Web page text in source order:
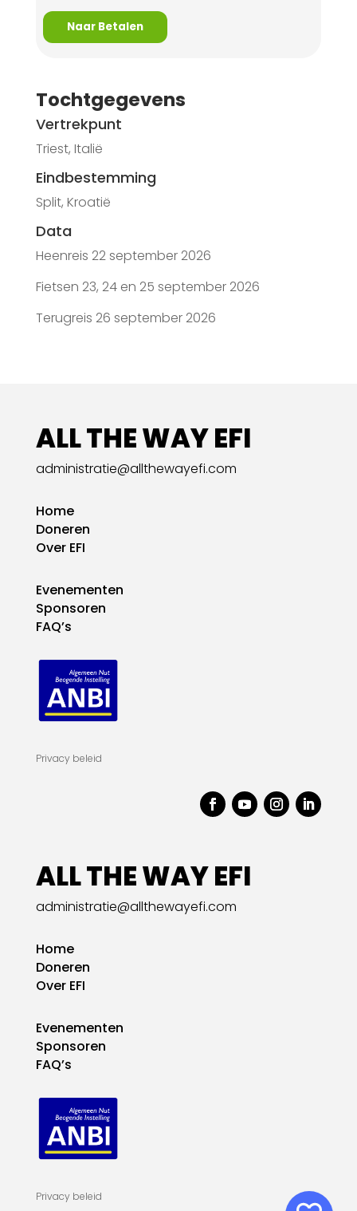
Naar Betalen
Tochtgegevens
Vertrekpunt
Triest, Italië
Eindbestemming
Split, Kroatië
Data
Heenreis 22 september 2026
Fietsen 23, 24 en 25 september 2026
Terugreis 26 september 2026
ALL THE WAY EFI
administratie@allthewayefi.com
Home
Doneren
Over EFI
Evenementen
Sponsoren
FAQ’s
Privacy beleid
ALL THE WAY EFI
administratie@allthewayefi.com
Home
Doneren
Over EFI
Evenementen
Sponsoren
FAQ’s
Privacy beleid